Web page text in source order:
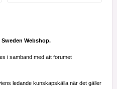
Webshop.
i samband med att forumet
ledande kunskapskälla när det gäller